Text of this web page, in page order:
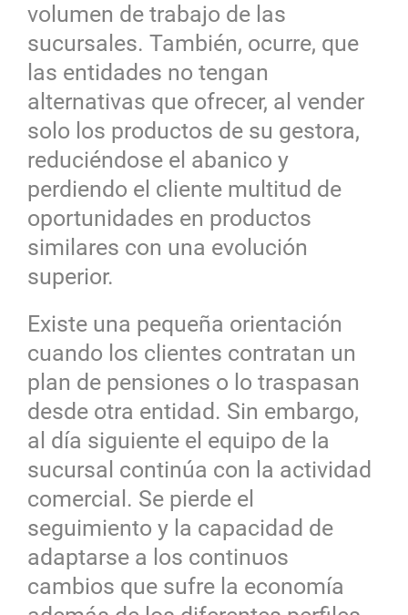
volumen de trabajo de las
sucursales. También, ocurre, que
las entidades no tengan
alternativas que ofrecer, al vender
solo los productos de su gestora,
reduciéndose el abanico y
perdiendo el cliente multitud de
oportunidades en productos
similares con una evolución
superior.
Existe una pequeña orientación
cuando los clientes contratan un
plan de pensiones o lo traspasan
desde otra entidad. Sin embargo,
al día siguiente el equipo de la
sucursal continúa con la actividad
comercial. Se pierde el
seguimiento y la capacidad de
adaptarse a los continuos
cambios que sufre la economía